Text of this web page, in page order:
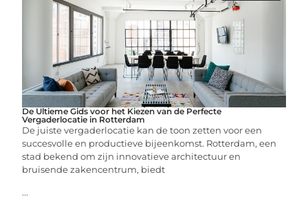
De Ultieme Gids voor het Kiezen van de Perfecte
Vergaderlocatie in Rotterdam
De juiste vergaderlocatie kan de toon zetten voor een
succesvolle en productieve bijeenkomst. Rotterdam, een
stad bekend om zijn innovatieve architectuur en
bruisende zakencentrum, biedt
...